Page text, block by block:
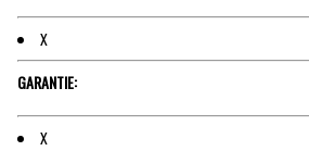
X
GARANTIE:
X